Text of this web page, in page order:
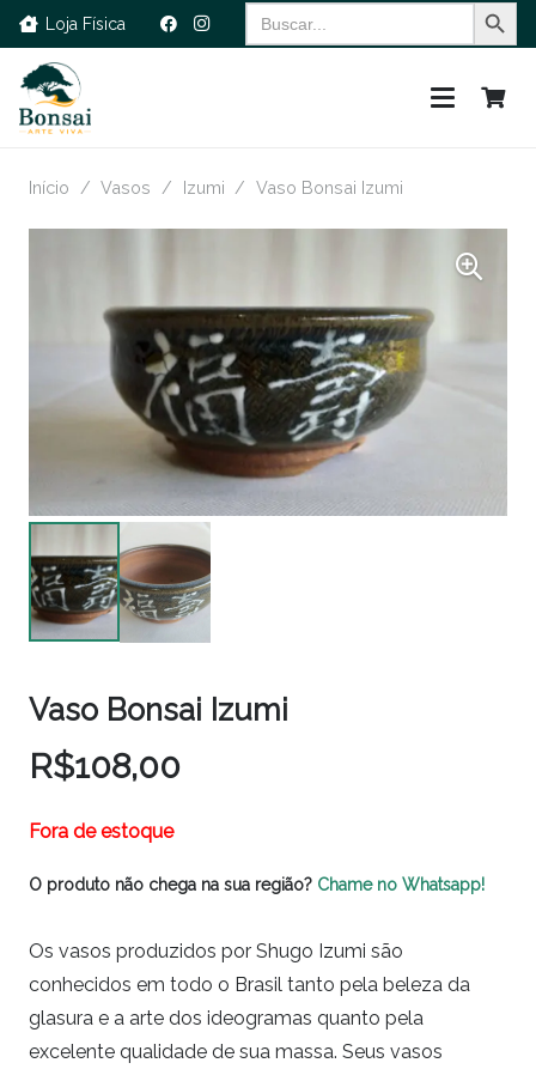
Loja Física
Search
for:
Início / Vasos / Izumi / Vaso Bonsai Izumi
Vaso Bonsai Izumi
R$108,00
Fora de estoque
O produto não chega na sua região? Chame no Whatsapp!
Os vasos produzidos por Shugo Izumi são
conhecidos em todo o Brasil tanto pela beleza da
glasura e a arte dos ideogramas quanto pela
excelente qualidade de sua massa. Seus vasos